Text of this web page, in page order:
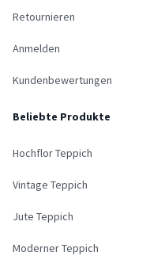
Retournieren
Anmelden
Kundenbewertungen
Beliebte Produkte
Hochflor Teppich
Vintage Teppich
Jute Teppich
Moderner Teppich